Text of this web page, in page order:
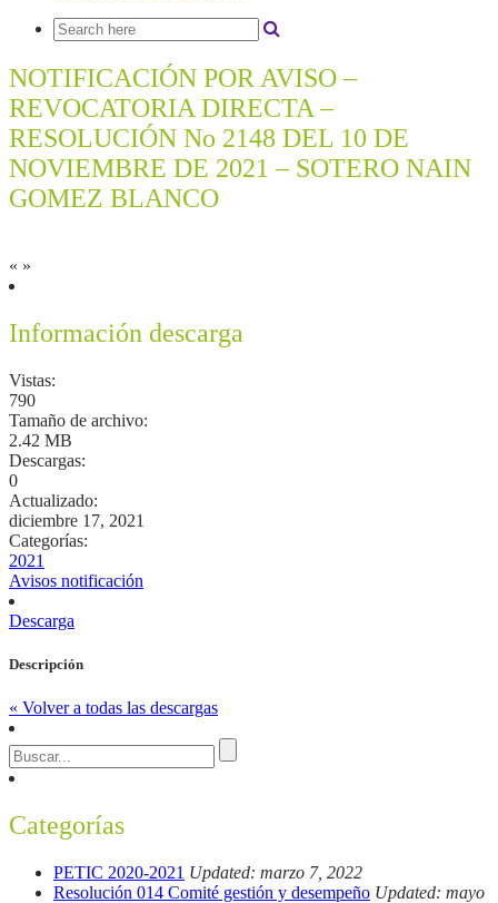
NOTIFICACIÓN POR AVISO –
REVOCATORIA DIRECTA –
RESOLUCIÓN No 2148 DEL 10 DE
NOVIEMBRE DE 2021 – SOTERO NAIN
GOMEZ BLANCO
« »
Información descarga
Vistas:
790
Tamaño de archivo:
2.42 MB
Descargas:
0
Actualizado:
diciembre 17, 2021
Categorías:
2021
Avisos notificación
Descarga
Descripción
« Volver a todas las descargas
Categorías
PETIC 2020-2021 Updated: marzo 7, 2022
Resolución 014 Comité gestión y desempeño Updated: mayo